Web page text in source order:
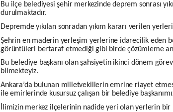
Bu ilçe belediyesi şehir merkezinde deprem sonrası
durulmaktadır.
Depremde yıkılan sonradan yıkım kararı verilen
Şehrin en maderin yerleşim yerlerine idarecilik eden
görüntüleri bertaraf etmediği gibi birde çözümleme
Bu belediye başkanı olan şahsiyetin ikinci dönem
bilmekteyiz.
Ankara’da bulunan milletvekillerin emrine riayet
ile emirlerinde kusursuz çalışan bir belediye
İlimizin merkez ilçelerinin nadide yeri olan yerlerin bir